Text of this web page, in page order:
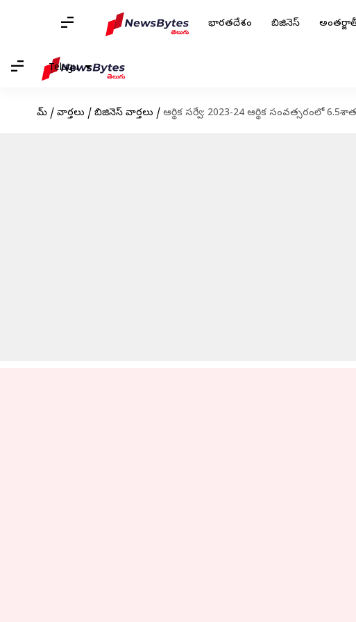
భారతదేశం బిజినెస్
Telugu
హోమ్ / వార్తలు / బిజినెస్ వార్తలు / ఆర్థిక సర్వే: 2023-24 ఆర్థిక సంవత్సరంలో